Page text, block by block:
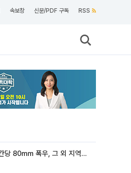
속보창 신문/PDF 구독 RSS
동해안은 시간당 80㎜ 폭우, 그 외 지역은 폭염…‘극과 극 날씨’